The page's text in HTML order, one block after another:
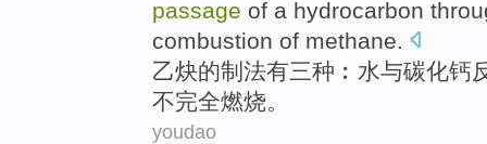
passage of a hydrocarbon
combustion of methane
乙炔的制法有三种︰ 水与碳化钙
不完全燃烧 。
youdao